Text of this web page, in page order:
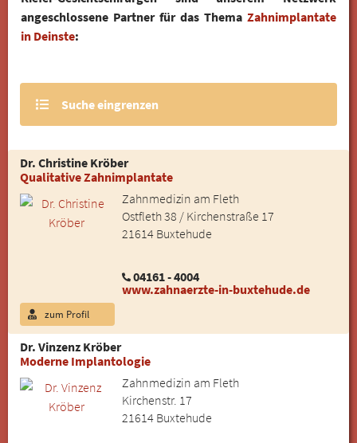
angeschlossene Partner für das Thema Zahnimplantate
in Deinste:
Suche eingrenzen
Dr. Christine Kröber
Qualitative Zahnimplantate
Zahnmedizin am Fleth
Ostfleth 38 / Kirchenstraße 17
21614 Buxtehude
04161 - 4004
www.zahnaerzte-in-buxtehude.de
zum Profil
Dr. Vinzenz Kröber
Moderne Implantologie
Zahnmedizin am Fleth
Kirchenstr. 17
21614 Buxtehude